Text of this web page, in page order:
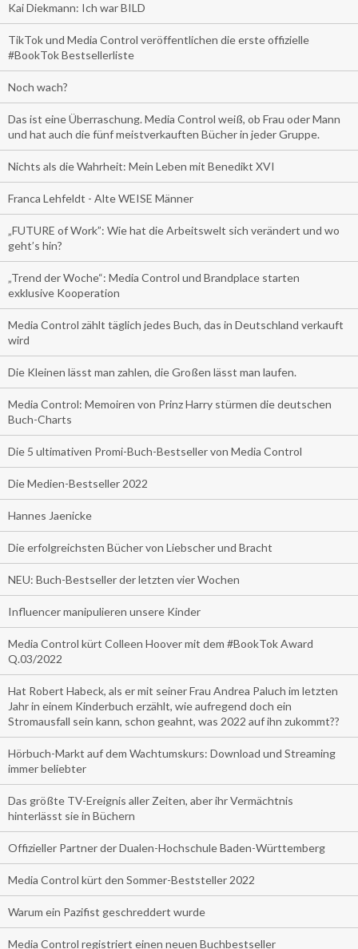
Kai Diekmann: Ich war BILD
TikTok und Media Control veröffentlichen die erste offizielle
#BookTok Bestsellerliste
Noch wach?
Das ist eine Überraschung. Media Control weiß, ob Frau oder Mann
und hat auch die fünf meistverkauften Bücher in jeder Gruppe.
Nichts als die Wahrheit: Mein Leben mit Benedikt XVI
Franca Lehfeldt - Alte WEISE Männer
„FUTURE of Work”: Wie hat die Arbeitswelt sich verändert und wo
geht’s hin?
„Trend der Woche“: Media Control und Brandplace starten
exklusive Kooperation
Media Control zählt täglich jedes Buch, das in Deutschland verkauft
wird
Die Kleinen lässt man zahlen, die Großen lässt man laufen.
Media Control: Memoiren von Prinz Harry stürmen die deutschen
Buch-Charts
Die 5 ultimativen Promi-Buch-Bestseller von Media Control
Die Medien-Bestseller 2022
Hannes Jaenicke
Die erfolgreichsten Bücher von Liebscher und Bracht
NEU: Buch-Bestseller der letzten vier Wochen
Influencer manipulieren unsere Kinder
Media Control kürt Colleen Hoover mit dem #BookTok Award
Q.03/2022
Hat Robert Habeck, als er mit seiner Frau Andrea Paluch im letzten
Jahr in einem Kinderbuch erzählt, wie aufregend doch ein
Stromausfall sein kann, schon geahnt, was 2022 auf ihn zukommt??
Hörbuch-Markt auf dem Wachtumskurs: Download und Streaming
immer beliebter
Das größte TV-Ereignis aller Zeiten, aber ihr Vermächtnis
hinterlässt sie in Büchern
Offizieller Partner der Dualen-Hochschule Baden-Württemberg
Media Control kürt den Sommer-Beststeller 2022
Warum ein Pazifist geschreddert wurde
Media Control registriert einen neuen Buchbestseller